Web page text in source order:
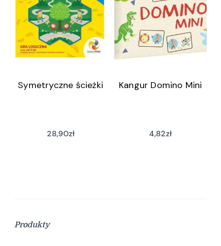
Symetryczne ścieżki
28,90zł
Kangur Domino Mini
4,82zł
Produkty